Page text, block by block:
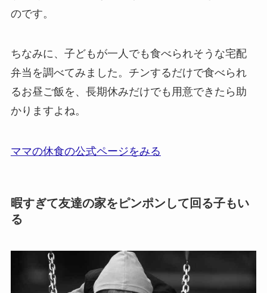
のです。
ちなみに、子どもが一人でも食べられそうな宅配
弁当を調べてみました。チンするだけで食べられ
るお昼ご飯を、長期休みだけでも用意できたら助
かりますよね。
ママの休食の公式ページをみる
暇すぎて友達の家をピンポンして回る子もい
る